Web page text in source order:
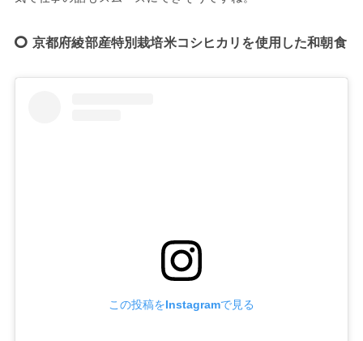
京都府綾部産特別栽培米コシヒカリを使用した和朝食
この投稿をInstagramで見る